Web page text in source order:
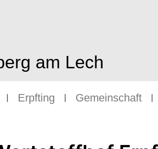
am Lech
Erpfting Gemeinschaft